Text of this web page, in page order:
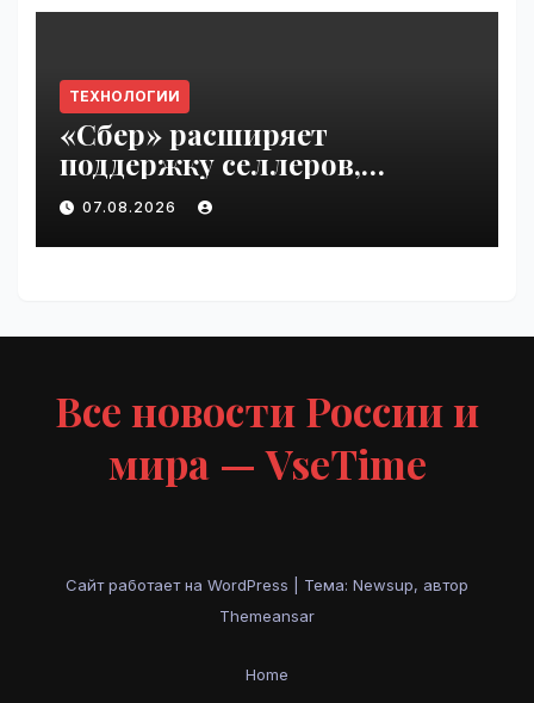
ТЕХНОЛОГИИ
«Сбер» расширяет
поддержку селлеров,
пострадавших от
инцидентов на складах
Wildberries | VseTime.ru
07.08.2026
Все новости России и
мира — VseTime
Сайт работает на WordPress
Тема: Newsup, автор
Themeansar
Home